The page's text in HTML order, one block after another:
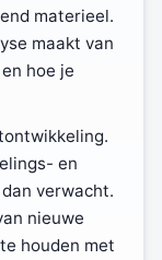
materieel.
maakt van
hoe je
en
verwacht.
nieuwe
houden met